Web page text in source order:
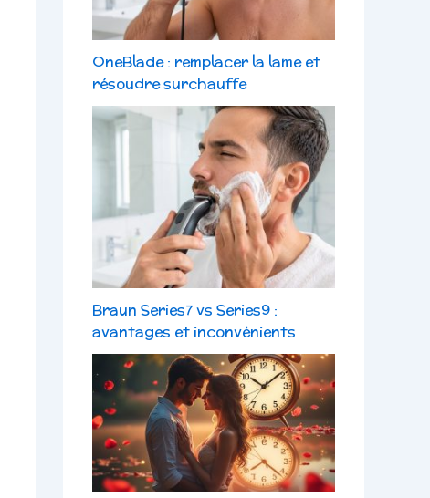
OneBlade : remplacer la lame et
résoudre surchauffe
Braun Series7 vs Series9 :
avantages et inconvénients